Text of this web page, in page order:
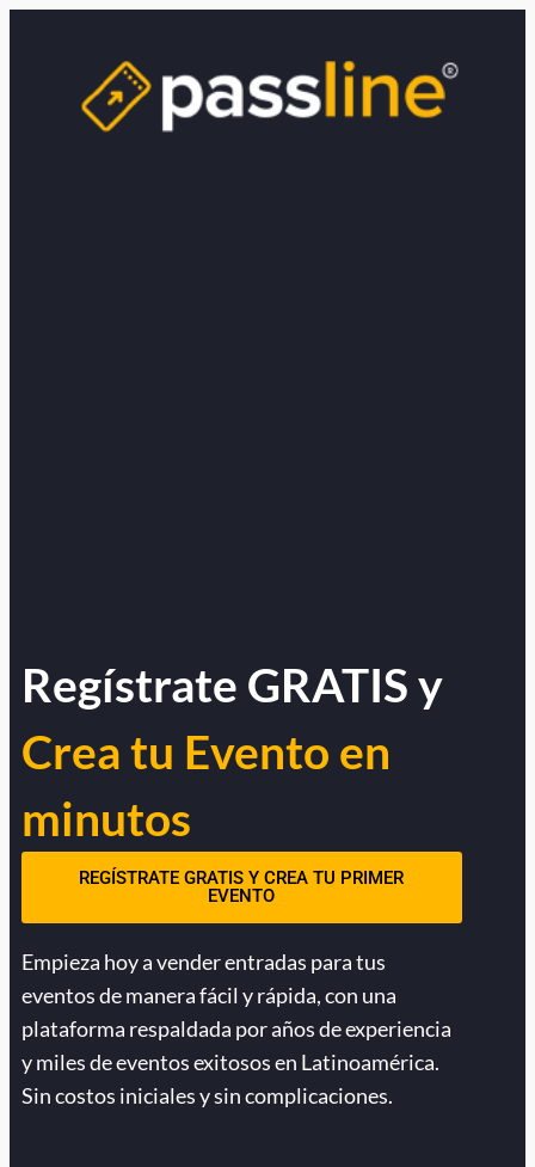
Regístrate GRATIS y
Crea tu Evento en
minutos
REGÍSTRATE GRATIS Y CREA TU PRIMER
EVENTO
Empieza hoy a vender entradas para tus
eventos de manera fácil y rápida, con una
plataforma respaldada por años de experiencia
y miles de eventos exitosos en Latinoamérica.
Sin costos iniciales y sin complicaciones.